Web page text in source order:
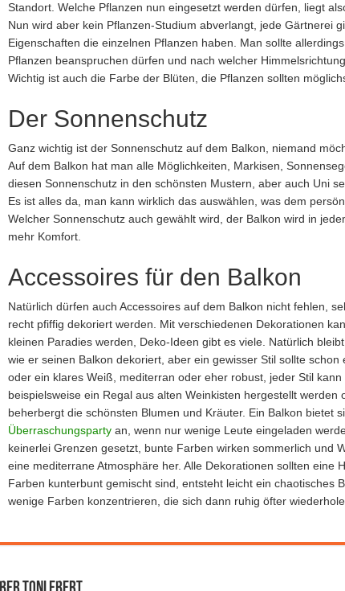
Standort. Welche Pflanzen nun eingesetzt werden dürfen, liegt
Nun wird aber kein Pflanzen-Studium abverlangt, jede Gärtnerei
Eigenschaften die einzelnen Pflanzen haben. Man sollte
Pflanzen beanspruchen dürfen und nach welcher
Wichtig ist auch die Farbe der Blüten, die Pflanzen sollten
Der Sonnenschutz
Ganz wichtig ist der Sonnenschutz auf dem Balkon, niemand
Auf dem Balkon hat man alle Möglichkeiten, Markisen,
diesen Sonnenschutz in den schönsten Mustern, aber auch Uni
Es ist alles da, man kann wirklich das auswählen, was dem
Welcher Sonnenschutz auch gewählt wird, der Balkon wird in
mehr Komfort.
Accessoires für den Balkon
Natürlich dürfen auch Accessoires auf dem Balkon nicht fehlen,
recht pfiffig dekoriert werden. Mit verschiedenen Dekorationen
kleinen Paradies werden, Deko-Ideen gibt es viele. Natürlich
wie er seinen Balkon dekoriert, aber ein gewisser Stil sollte schon
oder ein klares Weiß, mediterran oder eher robust, jeder Stil
beispielsweise ein Regal aus alten Weinkisten hergestellt werden
beherbergt die schönsten Blumen und Kräuter. Ein Balkon bietet
Überraschungspartyan, wenn nur wenige Leute eingeladen
keinerlei Grenzen gesetzt, bunte Farben wirken sommerlich und
eine mediterrane Atmosphäre her. Alle Dekorationen sollten eine
Farben kunterbunt gemischt sind, entsteht leicht ein chaotisches
wenige Farben konzentrieren, die sich dann ruhig öfter